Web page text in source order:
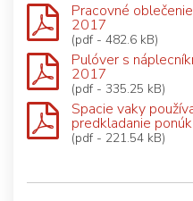
Pracovné
2017
(pdf - 482.6 kB)
Pulóver s
2017
(pdf - 335.25 kB)
Spacie vaky
predkladanie
(pdf - 221.54 kB)